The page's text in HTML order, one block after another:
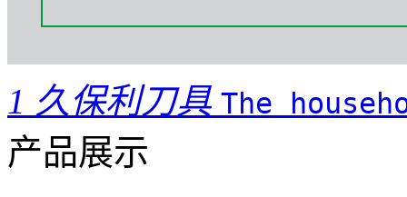
1 久保利刀具 The
产品展示